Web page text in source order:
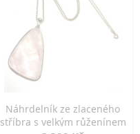
Náhrdelník ze zlaceného
stříbra s velkým růženínem